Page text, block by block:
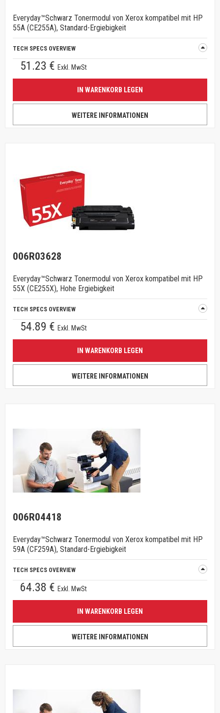
Everyday™Schwarz Tonermodul von Xerox kompatibel mit HP
55A (CE255A), Standard-Ergiebigkeit
TECH SPECS OVERVIEW
51.23 € Exkl. MwSt
IN WARENKORB LEGEN
WEITERE INFORMATIONEN
006R03628
Everyday™Schwarz Tonermodul von Xerox kompatibel mit HP
55X (CE255X), Hohe Ergiebigkeit
TECH SPECS OVERVIEW
54.89 € Exkl. MwSt
IN WARENKORB LEGEN
WEITERE INFORMATIONEN
006R04418
Everyday™Schwarz Tonermodul von Xerox kompatibel mit HP
59A (CF259A), Standard-Ergiebigkeit
TECH SPECS OVERVIEW
64.38 € Exkl. MwSt
IN WARENKORB LEGEN
WEITERE INFORMATIONEN